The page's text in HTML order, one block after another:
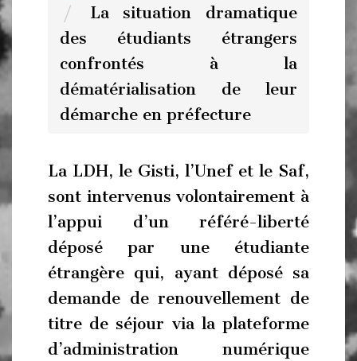
La situation dramatique
des étudiants étrangers
confrontés à la
dématérialisation de leur
démarche en préfecture
La LDH, le Gisti, l’Unef et le Saf,
sont intervenus volontairement à
l’appui d’un référé-liberté
déposé par une étudiante
étrangère qui, ayant déposé sa
demande de renouvellement de
titre de séjour via la plateforme
d’administration numérique